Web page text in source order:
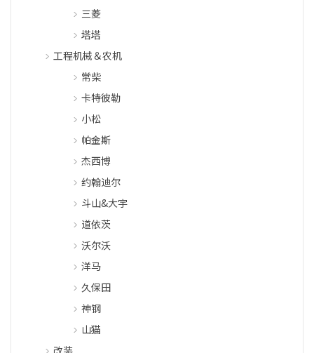
三菱
塔塔
工程机械＆农机
常柴
卡特彼勒
小松
帕金斯
杰西博
约翰迪尔
斗山&大宇
道依茨
沃尔沃
洋马
久保田
神钢
山猫
改装